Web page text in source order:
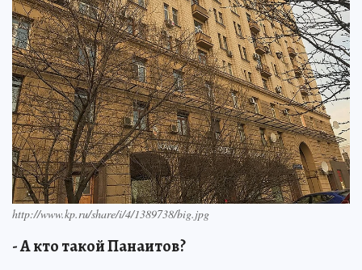
http://www.kp.ru/share/i/4/1389738/big.jpg
- А кто такой Панаитов?